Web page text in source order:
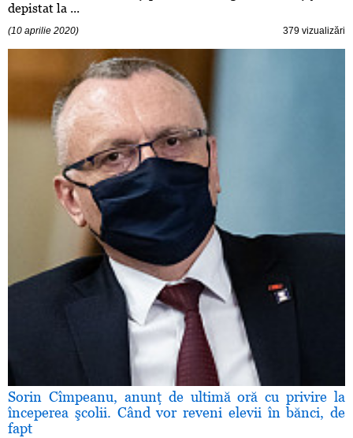
depistat la ...
(10 aprilie 2020) 379 vizualizări
Sorin Cîmpeanu, anunţ de ultimă oră cu privire la
începerea şcolii. Când vor reveni elevii în bănci, de
fapt